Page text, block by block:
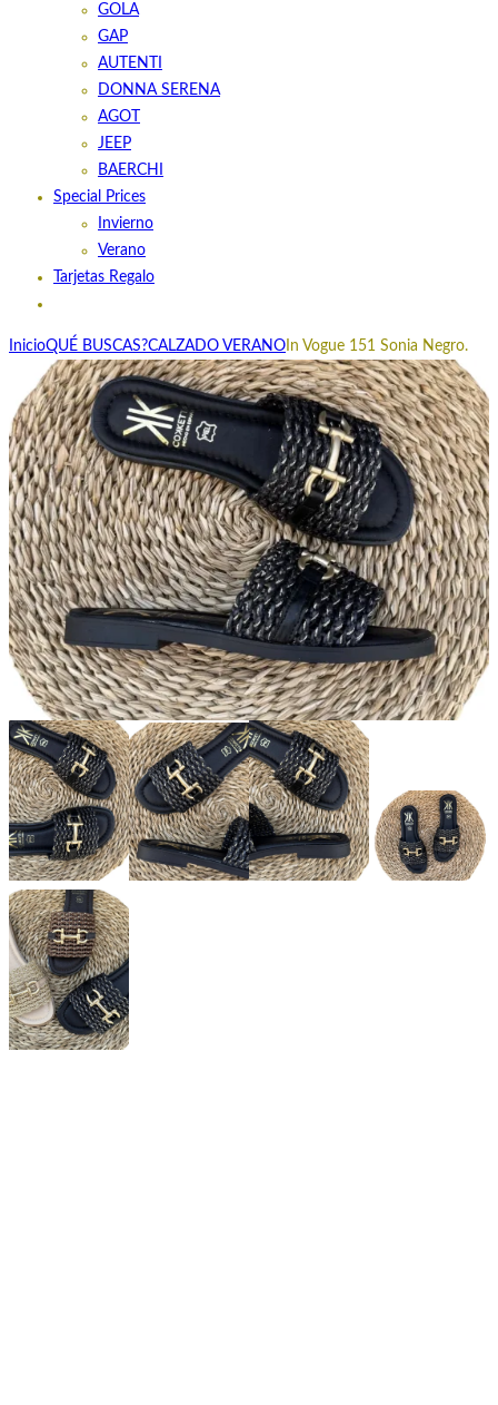
GOLA
GAP
AUTENTI
DONNA SERENA
AGOT
JEEP
BAERCHI
Special Prices
Invierno
Verano
Tarjetas Regalo
InicioQUÉ BUSCAS?CALZADO VERANO In Vogue 151 Sonia Negro.